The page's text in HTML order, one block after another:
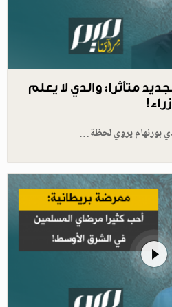
متأثرا: والدي لا يعلم
بورنهام يروي لحظة…